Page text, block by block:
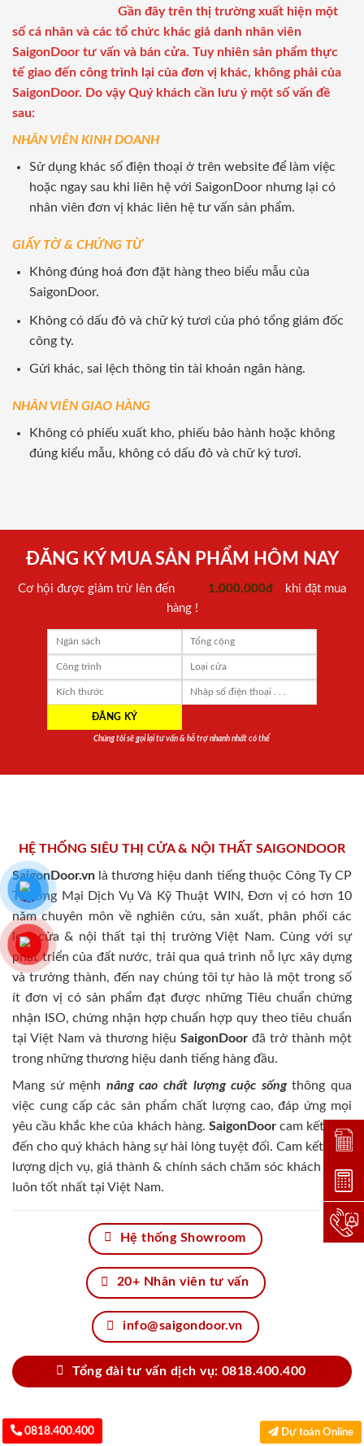
Gần đây trên thị trường xuất hiện một
số cá nhân và các tổ chức khác giả danh nhân viên
SaigonDoor tư vấn và bán cửa. Tuy nhiên sản phẩm thực
tế giao đến công trình lại của đơn vị khác, không phải của
SaigonDoor. Do vậy Quý khách cần lưu ý một số vấn đề
sau:
NHÂN VIÊN KINH DOANH
Sử dụng khác số điện thoại ở trên website để làm việc
hoặc ngay sau khi liên hệ với SaigonDoor nhưng lại có
nhân viên đơn vị khác liên hệ tư vấn sản phẩm.
GIẤY TỜ & CHỨNG TỪ
Không đúng hoá đơn đặt hàng theo biểu mẫu của
SaigonDoor.
Không có dấu đỏ và chữ ký tươi của phó tổng giám đốc
công ty.
Gửi khác, sai lệch thông tin tài khoản ngân hàng.
NHÂN VIÊN GIAO HÀNG
Không có phiếu xuất kho, phiếu bảo hành hoặc không
đúng kiểu mẫu, không có dấu đỏ và chữ ký tươi.
ĐĂNG KÝ MUA SẢN PHẨM HÔM NAY
Cơ hội được giảm trừ lên đến 1.000.000đ
khi đặt mua
hàng !
Chúng tôi sẽ gọi lại tư vấn & hỗ trợ nhanh nhất có thể
HỆ THỐNG SIÊU THỊ CỬA & NỘI THẤT SAIGONDOOR
SaigonDoor.vn là thương hiệu danh tiếng thuộc Công Ty CP
Thương Mại Dịch Vụ Và Kỹ Thuật WIN, Đơn vị có hơn 10
năm chuyên môn về nghiên cứu, sản xuất, phân phối các
loại cửa & nội thất tại thị trường Việt Nam. Cùng với sự
phát triển của đất nước, trải qua quá trình nỗ lực xây dựng
và trưởng thành, đến nay chúng tôi tự hào là một trong số
ít đơn vị có sản phẩm đạt được những Tiêu chuẩn chứng
nhận ISO, chứng nhận hợp chuẩn hợp quy theo tiêu chuẩn
tại Việt Nam và thương hiệu SaigonDoor đã trở thành một
trong những thương hiệu danh tiếng hàng đầu.
Mang sứ mệnh nâng cao chất lượng cuộc sốngthông qua
việc cung cấp các sản phẩm chất lượng cao, đáp ứng mọi
yêu cầu khắc khe của khách hàng. SaigonDoorcam kết đem
đến cho quý khách hàng sự hài lòng tuyệt đối. Cam kết chất
lượng dịch vụ, giá thành & chính sách chăm sóc khách hàng
luôn tốt nhất tại Việt Nam.
Hệ thống Showroom
20+ Nhân viên tư vấn
info@saigondoor.vn
Tổng đài tư vấn dịch vụ: 0818.400.400
0818.400.400 Dự toán Online
Đặt
Dự